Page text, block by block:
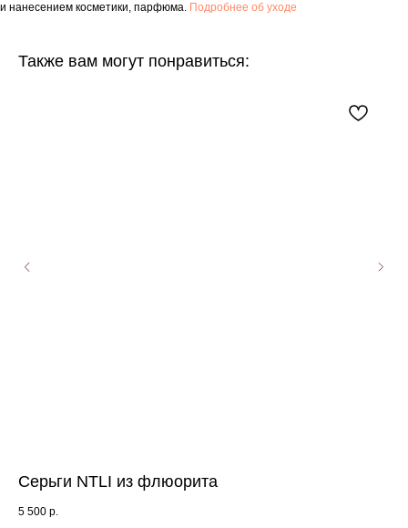
и нанесением косметики, парфюма. Подробнее об уходе
Также вам могут понравиться:
Серьги NTLI из флюорита
5 500 р.